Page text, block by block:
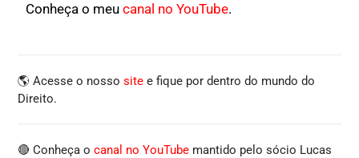
Conheça o meucanal no YouTube.
🌎 Acesse o nossosite e fique por dentro do mundo do
Direito.
🔴 Conheça ocanal no YouTube mantido pelo sócio Lucas